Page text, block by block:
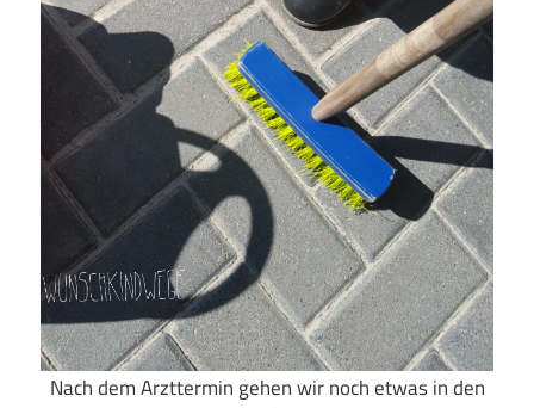
Nach dem Arzttermin gehen wir noch etwas in den